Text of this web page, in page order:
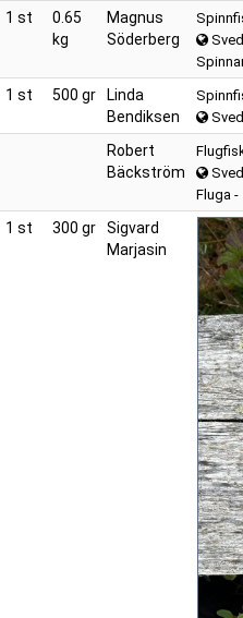
1 st
0.65
kg
Magnus
Söderberg
1 st 500 gr
Linda
Bendiksen
Robert
Bäckström
Fluga
1 st 300 gr
Sigvard
Marjasin